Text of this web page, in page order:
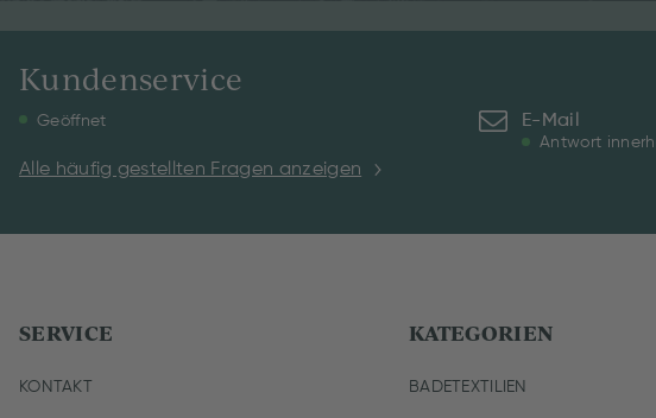
Kundenservice
Geöffnet
Alle häufig gestellten Fragen anzeigen
E-Mail
Antwort
SERVICE
KONTAKT
KATEGORIEN
BADETEXTILIEN